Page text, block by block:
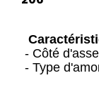
- Côté
- Type